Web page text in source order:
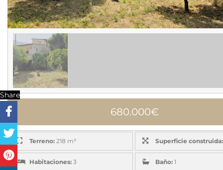
680.000€
Terreno: 218 m² Superficie construida:
Habitaciones: 3 Baño:1
Share